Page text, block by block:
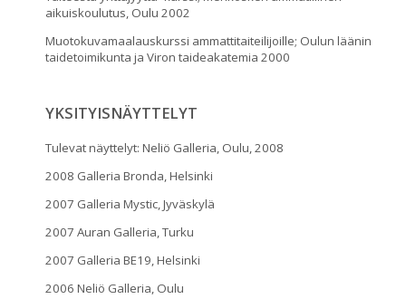
aikuiskoulutus, Oulu 2002
Muotokuvamaalauskurssi ammattitaiteilijoille; Oulun läänin
taidetoimikunta ja Viron taideakatemia 2000
YKSITYISNÄYTTELYT
Tulevat näyttelyt: Neliö Galleria, Oulu, 2008
2008 Galleria Bronda, Helsinki
2007 Galleria Mystic, Jyväskylä
2007 Auran Galleria, Turku
2007 Galleria BE19, Helsinki
2006 Neliö Galleria, Oulu